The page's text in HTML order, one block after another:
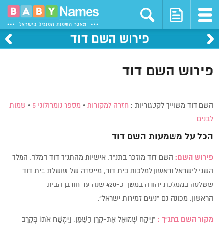
פירוש השם דוד
פירוש השם דוד
השם דוד משוייך לקטגוריות : חזרה למקורות • מספר נומרולוגי 5 • שמות
לבנים
הכל על משמעות השםדוד
פירוש השם: השם דוד מוזכר בתנ”ך, אישיות מהתנ”ך דוד המלך, המלך
השני לישראל וראשון למלכות בית דוד, מייסדה של שושלת בית דוד
ששלטה בממלכת יהודה במשך כ-420 שנה עד חורבן הבית
הראשון. מכונה גם “נעים זמירות ישראל”.
מקור השם בתנ”ך :“וַיִּקַּח שְׁמוּאֵל אֶת-קֶרֶן הַשֶּׁמֶן, וַיִּמְשַׁח אֹתוֹ בְּקֶרֶב